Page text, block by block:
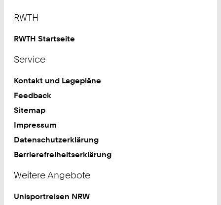
RWTH
RWTH Startseite
Service
Kontakt und Lagepläne
Feedback
Sitemap
Impressum
Datenschutzerklärung
Barrierefreiheitserklärung
Weitere Angebote
Unisportreisen NRW